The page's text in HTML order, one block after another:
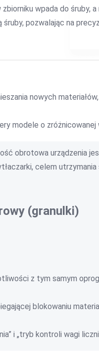
wpada do śruby,
pozwalając na
nowych
modele o
obrotowa urządzenia
celem utrzymania
(granulki)
z tym samym
blokowaniu
i „tryb kontroli wagi